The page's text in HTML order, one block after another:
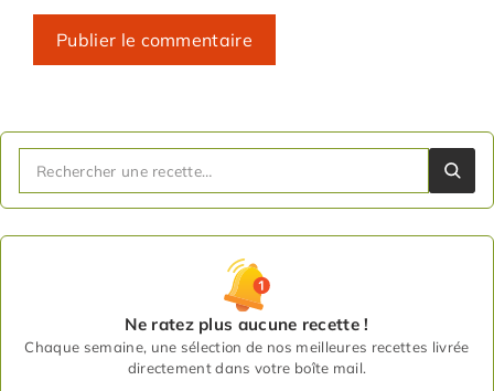
Ne ratez plus aucune recette !
Chaque semaine, une sélection de nos meilleures recettes livrée
directement dans votre boîte mail.